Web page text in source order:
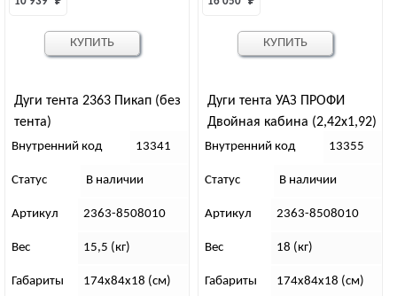
Дуги тента 2363 Пикап (без
тента)
Внутренний код 13341
Статус В наличии
Артикул 2363-8508010
Вес 15,5 (кг)
Габариты 174х84х18 (см)
КУПИТЬ
Дуги тента УАЗ ПРОФИ
Двойная кабина (2,42х1,92)
(без тента)
Внутренний код 13355
Статус В наличии
Артикул 2363-8508010
Вес 18 (кг)
Габариты 174х84х18 (см)
КУПИТЬ